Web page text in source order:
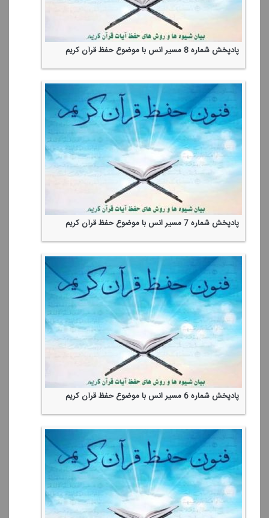
پادپخش شماره 8 مسیر انس با موضوع حفظ قرآن كریم
پادپخش شماره 7 مسیر انس با موضوع حفظ قرآن كریم
پادپخش شماره 6 مسیر انس با موضوع حفظ قرآن كریم